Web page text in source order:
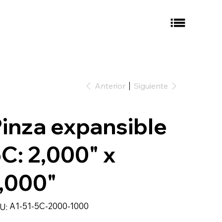
Anterior Siguiente
expansible
2,000" x
SKU
A1-
A1-51-5C-2000-1000